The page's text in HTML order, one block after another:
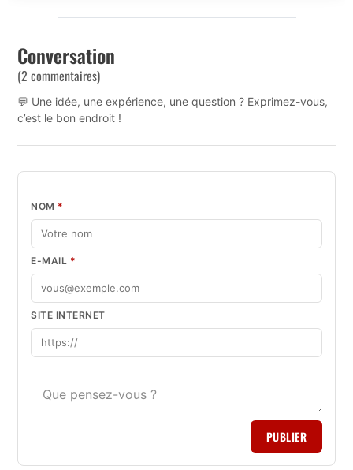
Conversation
(2 commentaires)
💬 Une idée, une expérience, une question ? Exprimez-vous,
c’est le bon endroit !
NOM *
E-MAIL *
SITE INTERNET
PUBLIER